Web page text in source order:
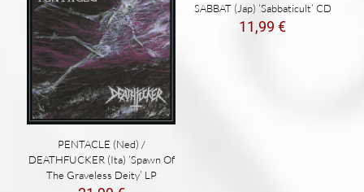
PENTACLE (Ned) /
DEATHFUCKER (Ita) ‘Spawn Of
The Graveless Deity’ LP
SABBAT (Jap) ‘Sabbaticult’ CD
11,99€